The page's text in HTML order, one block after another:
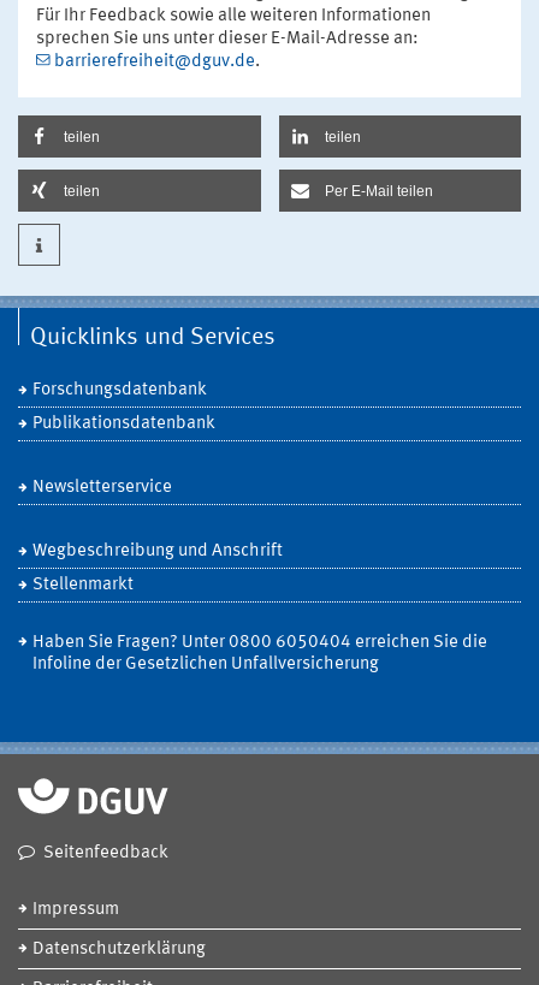
Für Ihr Feedback sowie alle weiteren Informationen
sprechen Sie uns unter dieser E-Mail-Adresse an:
barrierefreiheit@dguv.de.
teilen teilen
teilen Per E-Mail teilen
Quicklinks und Services
Forschungsdatenbank
Publikationsdatenbank
Newsletterservice
Wegbeschreibung und Anschrift
Stellenmarkt
Haben Sie Fragen? Unter 0800 6050404 erreichen Sie die
Infoline der Gesetzlichen Unfallversicherung
Seitenfeedback
Impressum
Datenschutzerklärung